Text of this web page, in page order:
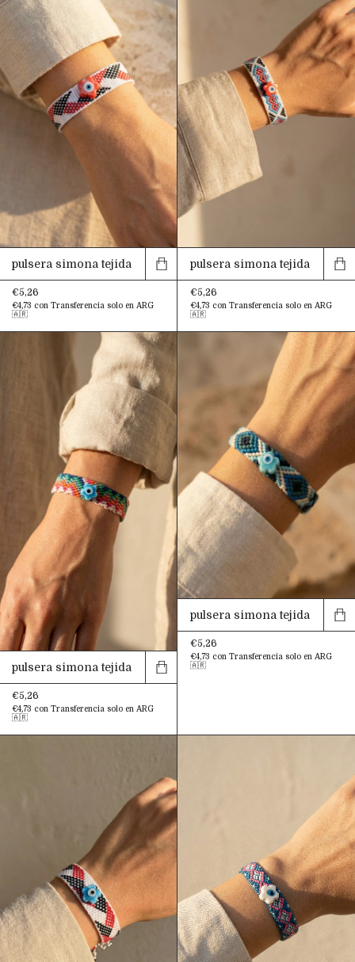
pulsera simona tejida
€5,26
€4,73 con Transferencia solo en ARG
🇦🇷
pulsera simona tejida
€5,26
€4,73 con Transferencia solo en ARG
🇦🇷
pulsera simona tejida
€5,26
€4,73 con Transferencia solo en ARG
🇦🇷
pulsera simona tejida
€5,26
€4,73 con Transferencia solo en ARG
🇦🇷